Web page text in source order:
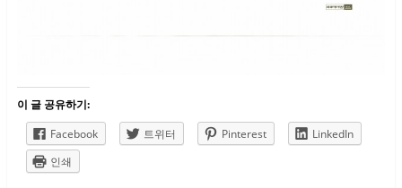
이 글 공유하기:
Facebook
트위터 Pinterest
LinkedIn
인쇄